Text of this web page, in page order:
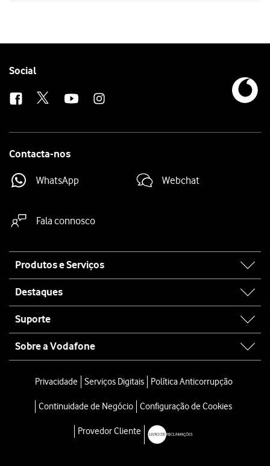
Follow
Social
Contacta-nos
WhatsApp Webchat
Fala connosco
map
Produtos e Serviços
Destaques
Suporte
Sobre a Vodafone
Privacidade Serviços Digitais Política Anticorrupção
Continuidade de Negócio Configuração de Cookies
Provedor Cliente